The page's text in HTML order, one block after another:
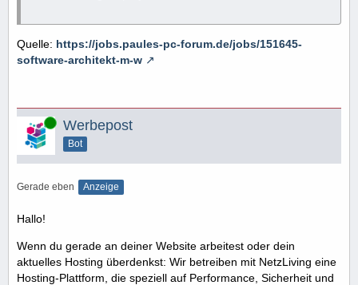
Quelle: https://jobs.paules-pc-forum.de/jobs/151645-
software-architekt-m-w
Online Werbepost
Bot
Gerade eben Anzeige
Hallo!
Wenn du gerade an deiner Website arbeitest oder dein
aktuelles Hosting überdenkst: Wir betreiben mit NetzLiving eine
Hosting-Plattform, die speziell auf Performance, Sicherheit und